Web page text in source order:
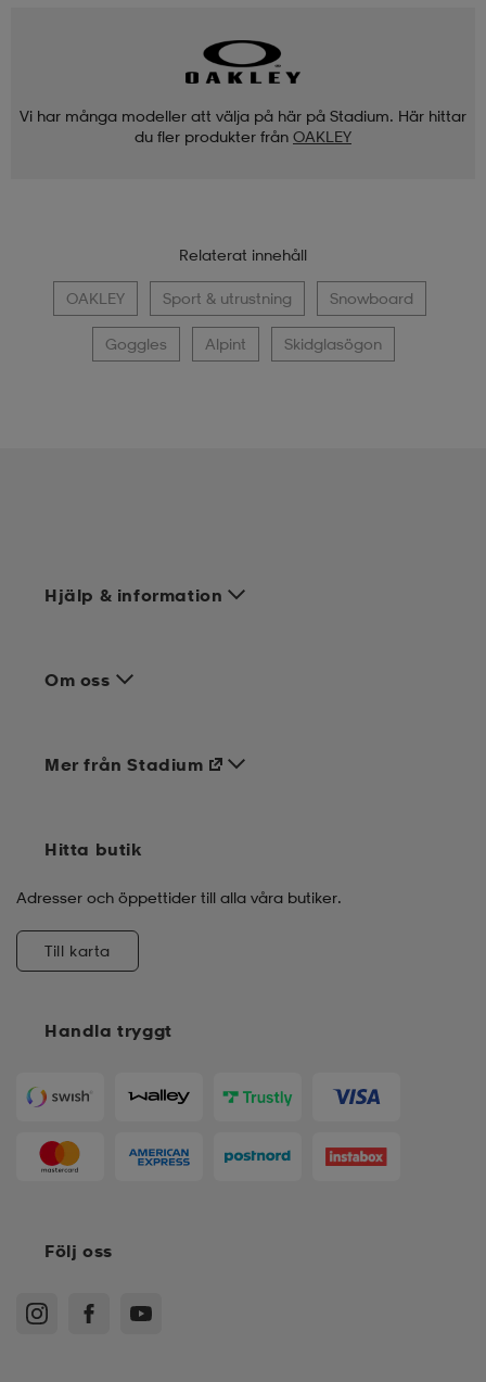
Vi har många modeller att välja på här på Stadium. Här hittar
du fler produkter från OAKLEY
Relaterat innehåll
OAKLEY Sport & utrustning Snowboard
Goggles Alpint Skidglasögon
Hjälp & information
Om oss
Handla tryggt
Mer från Stadium
Hitta butik
Adresser och öppettider till alla våra butiker.
Till karta
Följ oss